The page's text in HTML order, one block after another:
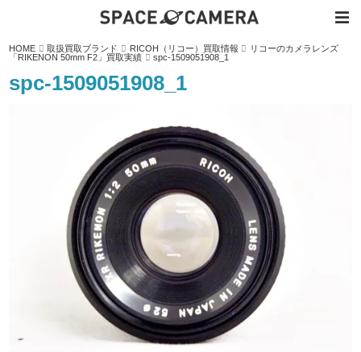
容
を
キ
ッ
HOME 取扱買取ブランド RICOH（リコー）買取情報
リコーのカメラレンズ
「RIKENON 50mm F2」買取実績
spc-1509051908_1
spc-1509051908_1